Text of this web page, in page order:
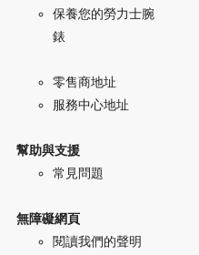
保養您的勞力士腕
錶
零售商地址
服務中心地址
幫助與支援
常見問題
無障礙網頁
閱讀我們的聲明